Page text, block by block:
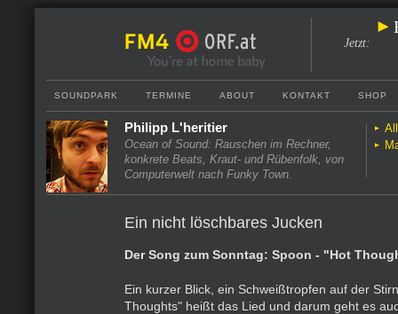
Jetzt:
SOUNDPARK TERMINE ABOUT KONTAKT SHOP
Philipp L'heritier
Ocean of Sound: Rauschen im Rechner,
konkrete Beats, Kraut- und Rübenfolk, von
Computerwelt nach Funky Town.
Ein nicht löschbares Jucken
Der Song zum Sonntag: Spoon - "Hot
Ein kurzer Blick, ein Schweißtropfen auf der
Thoughts" heißt das Lied und darum geht es